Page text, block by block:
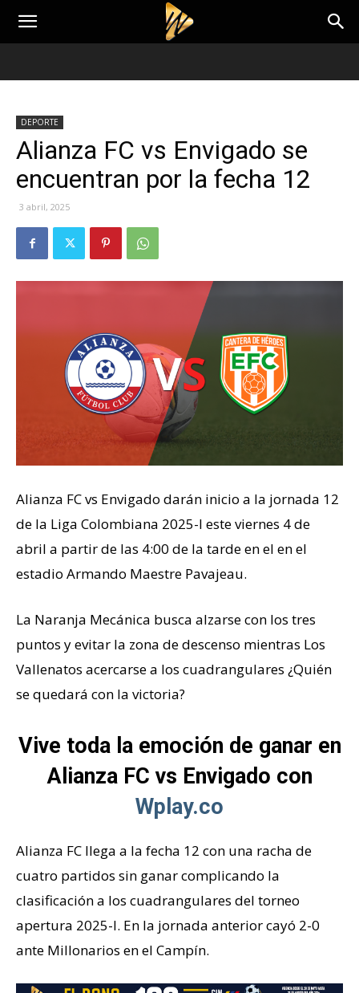
DEPORTE
Alianza FC vs Envigado se
encuentran por la fecha 12
3 abril, 2025
Alianza FC vs Envigado darán inicio a la jornada 12
de la Liga Colombiana 2025-I este viernes 4 de
abril a partir de las 4:00 de la tarde en el en el
estadio Armando Maestre Pavajeau.
La Naranja Mecánica busca alzarse con los tres
puntos y evitar la zona de descenso mientras Los
Vallenatos acercarse a los cuadrangulares ¿Quién
se quedará con la victoria?
Vive toda la emoción de ganar en
Alianza FC vs Envigado con
Wplay.co
Alianza FC llega a la fecha 12 con una racha de
cuatro partidos sin ganar complicando la
clasificación a los cuadrangulares del torneo
apertura 2025-I. En la jornada anterior cayó 2-0
ante Millonarios en el Campín.